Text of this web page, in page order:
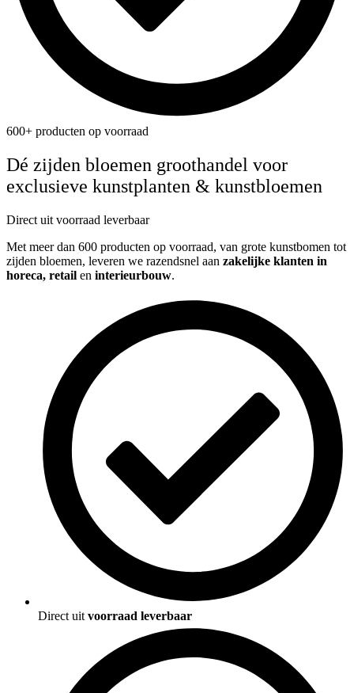
600+ producten op voorraad
Dé zijden bloemen groothandel voor
exclusieve kunstplanten & kunstbloemen
Direct uit voorraad leverbaar
Met meer dan 600 producten op voorraad, van grote kunstbomen tot
zijden bloemen, leveren we razendsnel aan zakelijke klanten in
horeca, retail en interieurbouw.
Direct uit voorraad leverbaar